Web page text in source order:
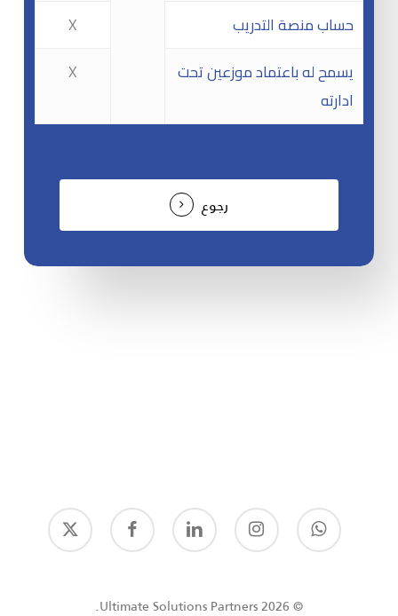
X
حساب منصة التدريب
X
يسمح له باعتماد موزعين تحت
ادارته
رجوع
© 2026 Ultimate Solutions Partners.